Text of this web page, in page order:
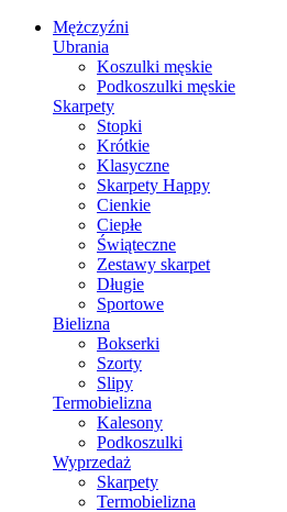
Mężczyźni
Ubrania
Koszulki męskie
Podkoszulki męskie
Skarpety
Stopki
Krótkie
Klasyczne
Skarpety Happy
Cienkie
Ciepłe
Świąteczne
Zestawy skarpet
Długie
Sportowe
Bielizna
Bokserki
Szorty
Slipy
Termobielizna
Kalesony
Podkoszulki
Wyprzedaż
Skarpety
Termobielizna